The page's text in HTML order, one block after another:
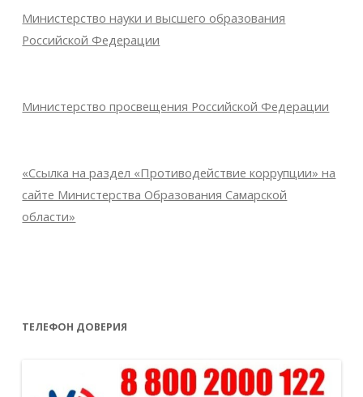
Министерство науки и высшего образования
Российской Федерации
Министерство просвещения Российской Федерации
«Ссылка на раздел «Противодействие коррупции» на
сайте Министерства Образования Самарской
области»
ТЕЛЕФОН ДОВЕРИЯ